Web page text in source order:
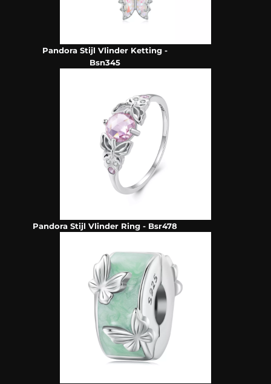
Pandora Stijl Vlinder Ketting -
Bsn345
Pandora Stijl Vlinder Ring - Bsr478